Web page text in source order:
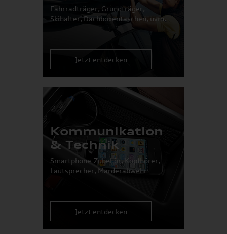
Fahrradträger, Grundträger,
Skihalter, Dachboxentaschen, uvm.
Jetzt entdecken
Kommunikation
& Technik
Smartphone-Zubehör, Kopfhörer,
Lautsprecher, Marderabwehr
Jetzt entdecken